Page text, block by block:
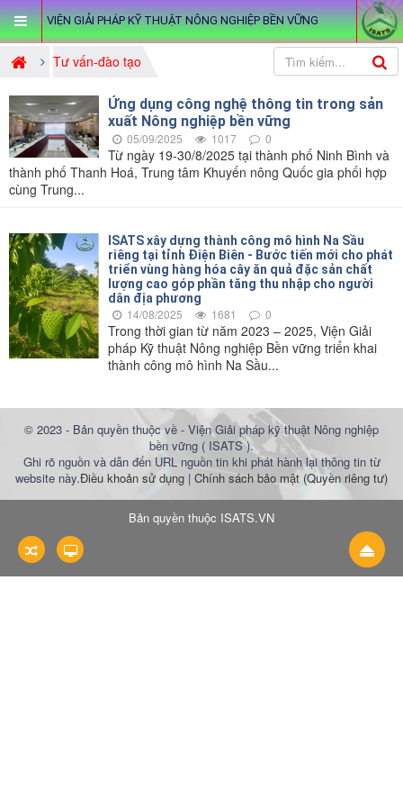
VIỆN GIẢI PHÁP KỸ THUẬT NÔNG NGHIỆP BỀN VỮNG
Tư vấn-đào tạo
Ứng dụng công nghệ thông tin trong sản
xuất Nông nghiệp bền vững
05/09/2025 1017 0
Từ ngày 19-30/8/2025 tại thành phố Ninh Bình và
thành phố Thanh Hoá, Trung tâm Khuyến nông Quốc gia phối hợp
cùng Trung...
ISATS xây dựng thành công mô hình Na Sầu
riêng tại tỉnh Điện Biên - Bước tiến mới cho phát
triển vùng hàng hóa cây ăn quả đặc sản chất
lượng cao góp phần tăng thu nhập cho người
dân địa phương
14/08/2025 1681 0
Trong thời gian từ năm 2023 – 2025, Viện Giải
pháp Kỹ thuật Nông nghiệp Bền vững triển khai
thành công mô hình Na Sầu...
© 2023 - Bản quyền thuộc về - Viện Giải pháp kỹ thuật Nông nghiệp
bền vững ( ISATS ).
Ghi rõ nguồn và dẫn đến URL nguồn tin khi phát hành lại thông tin từ
website này.Điều khoản sử dụng | Chính sách bảo mật (Quyền riêng tư)
Bản quyền thuộc ISATS.VN